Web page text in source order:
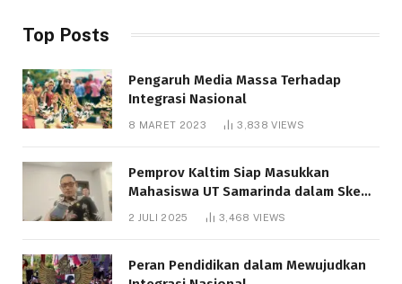
Top Posts
Pengaruh Media Massa Terhadap
Integrasi Nasional
8 MARET 2023 3,838VIEWS
Pemprov Kaltim Siap Masukkan
Mahasiswa UT Samarinda dalam Skema
Bantuan Pendidikan Gratispol
2 JULI 2025 3,468 VIEWS
Peran Pendidikan dalam Mewujudkan